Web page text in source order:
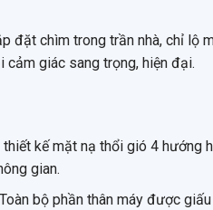
đặt chìm trong trần nhà, chỉ lộ
cảm giác sang trọng, hiện đại.
thiết kế mặt nạ thổi gió 4 hướng
gian.
bộ phần thân máy được